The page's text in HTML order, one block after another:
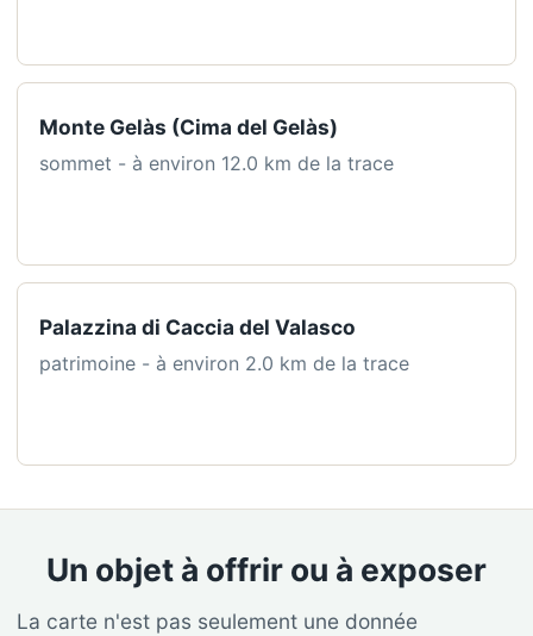
Monte Gelàs (Cima del Gelàs)
sommet - à environ 12.0 km de la trace
Palazzina di Caccia del Valasco
patrimoine - à environ 2.0 km de la trace
Un objet à offrir ou à exposer
La carte n'est pas seulement une donnée